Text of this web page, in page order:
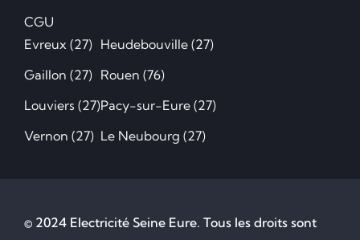
CGU
Evreux (27)
Gaillon (27)
Louviers (27)
Vernon (27)
Heudebouville (27)
Rouen (76)
Pacy-sur-Eure (27)
Le Neubourg (27)
© 2024 Electricité Seine Eure. Tous les droits sont